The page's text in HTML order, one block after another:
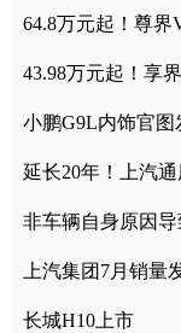
64.8万元起！尊界
43.98万元起！享
小鹏G9L内饰官图
延长20年！上汽
非车辆自身原因
上汽集团7月销量
长城H10上市